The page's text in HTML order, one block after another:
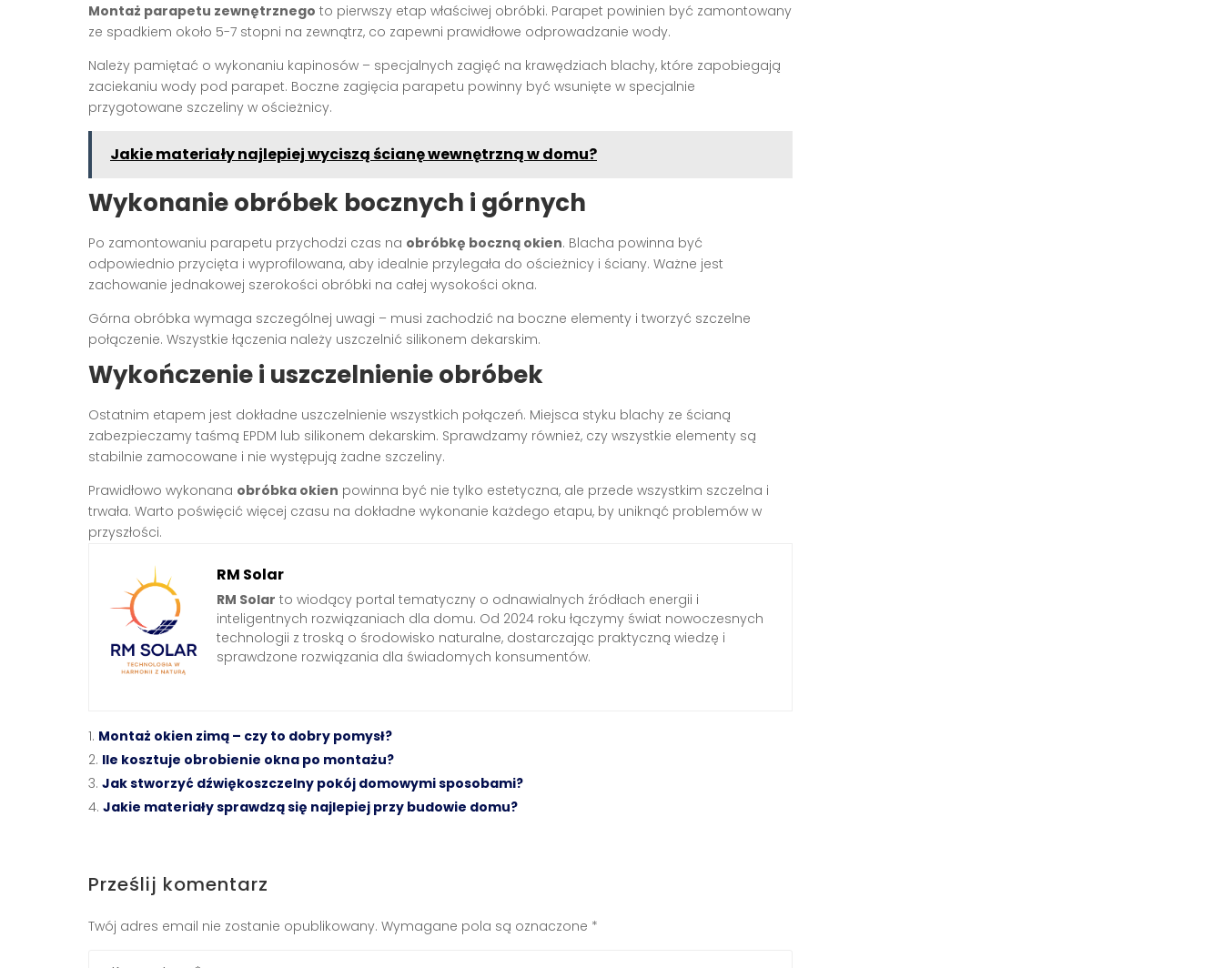
Montaż parapetu zewnętrznego to pierwszy etap właściwej obróbki. Parapet powinien być zamontowany
ze spadkiem około 5-7 stopni na zewnątrz, co zapewni prawidłowe odprowadzanie wody.
Należy pamiętać o wykonaniu kapinosów – specjalnych zagięć na krawędziach blachy, które zapobiegają
zaciekaniu wody pod parapet. Boczne zagięcia parapetu powinny być wsunięte w specjalnie
przygotowane szczeliny w ościeżnicy.
Jakie materiały najlepiej wyciszą ścianę wewnętrzną w domu?
Wykonanie obróbek bocznych i górnych
Po zamontowaniu parapetu przychodzi czas na obróbkę boczną okien. Blacha powinna być
odpowiednio przycięta i wyprofilowana, aby idealnie przylegała do ościeżnicy i ściany. Ważne jest
zachowanie jednakowej szerokości obróbki na całej wysokości okna.
Górna obróbka wymaga szczególnej uwagi – musi zachodzić na boczne elementy i tworzyć szczelne
połączenie. Wszystkie łączenia należy uszczelnić silikonem dekarskim.
Wykończenie i uszczelnienie obróbek
Ostatnim etapem jest dokładne uszczelnienie wszystkich połączeń. Miejsca styku blachy ze ścianą
zabezpieczamy taśmą EPDM lub silikonem dekarskim. Sprawdzamy również, czy wszystkie elementy są
stabilnie zamocowane i nie występują żadne szczeliny.
Prawidłowo wykonana obróbka okien powinna być nie tylko estetyczna, ale przede wszystkim szczelna i
trwała. Warto poświęcić więcej czasu na dokładne wykonanie każdego etapu, by uniknąć problemów w
przyszłości.
RM Solar
RM Solar to wiodący portal tematyczny o odnawialnych źródłach energii i
inteligentnych rozwiązaniach dla domu. Od 2024 roku łączymy świat nowoczesnych
technologii z troską o środowisko naturalne, dostarczając praktyczną wiedzę i
sprawdzone rozwiązania dla świadomych konsumentów.
Montaż okien zimą – czy to dobry pomysł?
Ile kosztuje obrobienie okna po montażu?
Jak stworzyć dźwiękoszczelny pokój domowymi sposobami?
Jakie materiały sprawdzą się najlepiej przy budowie domu?
Prześlij komentarz
Twój adres email nie zostanie opublikowany. Wymagane pola są oznaczone *